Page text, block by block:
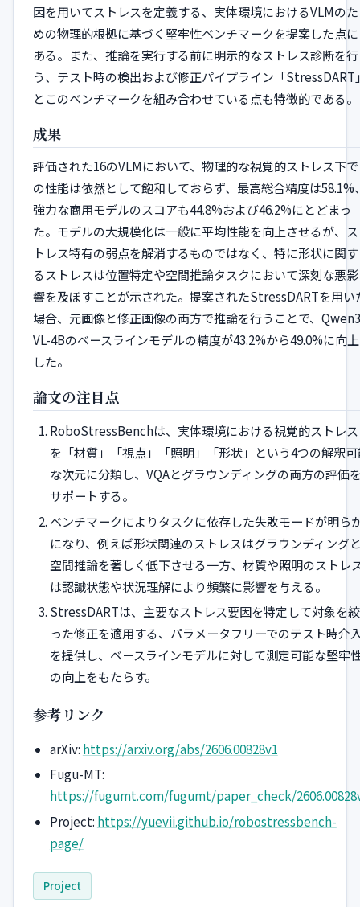
因を用いてストレスを定義する、実体環境におけるVLMのた
めの物理的根拠に基づく堅牢性ベンチマークを提案した点に
ある。また、推論を実行する前に明示的なストレス診断を行
う、テスト時の検出および修正パイプライン「StressDART
とこのベンチマークを組み合わせている点も特徴的である。
成果
評価された16のVLMにおいて、物理的な視覚的ストレス下で
の性能は依然として飽和しておらず、最高総合精度は58.1%
強力な商用モデルのスコアも44.8%および46.2%にとどまっ
た。モデルの大規模化は一般に平均性能を向上させるが、ス
トレス特有の弱点を解消するものではなく、特に形状に関す
るストレスは位置特定や空間推論タスクにおいて深刻な悪影
響を及ぼすことが示された。提案されたStressDARTを用い
場合、元画像と修正画像の両方で推論を行うことで、
VL-4Bのベースラインモデルの精度が43.2%から49.0%に向上
した。
論文の注目点
RoboStressBenchは、実体環境における視覚的ストレス
を「材質」「視点」「照明」「形状」という4つの解釈
な次元に分類し、VQAとグラウンディングの両方の評価
サポートする。
ベンチマークによりタスクに依存した失敗モードが明ら
になり、例えば形状関連のストレスはグラウンディング
空間推論を著しく低下させる一方、材質や照明のストレ
は認識状態や状況理解により頻繁に影響を与える。
StressDARTは、主要なストレス要因を特定して対象を絞
った修正を適用する、パラメータフリーでのテスト時介
を提供し、ベースラインモデルに対して測定可能な堅牢
の向上をもたらす。
参考リンク
arXiv: https://arxiv.org/abs/2606.00828v1
Fugu-MT:
https://fugumt.com/fugumt/paper_check/
Project: https://yuevii.github.io/robostressbench-
page/
Project